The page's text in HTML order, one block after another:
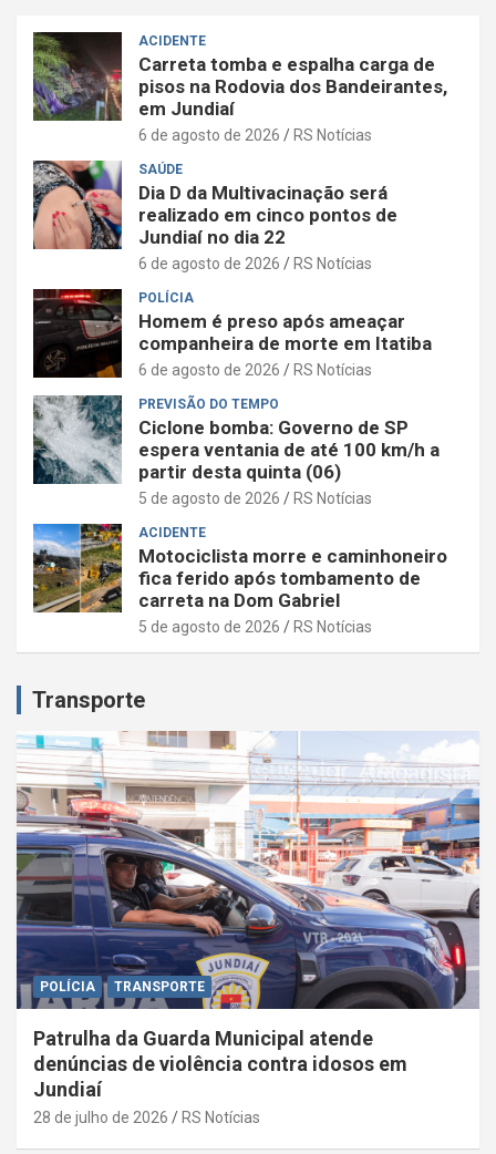
ACIDENTE
Carreta tomba e espalha carga de
pisos na Rodovia dos Bandeirantes,
em Jundiaí
6 de agosto de 2026 RS Notícias
SAÚDE
Dia D da Multivacinação será
realizado em cinco pontos de
Jundiaí no dia 22
6 de agosto de 2026 RS Notícias
POLÍCIA
Homem é preso após ameaçar
companheira de morte em Itatiba
6 de agosto de 2026 RS Notícias
PREVISÃO DO TEMPO
Ciclone bomba: Governo de SP
espera ventania de até 100 km/h a
partir desta quinta (06)
5 de agosto de 2026 RS Notícias
ACIDENTE
Motociclista morre e caminhoneiro
fica ferido após tombamento de
carreta na Dom Gabriel
5 de agosto de 2026 RS Notícias
Transporte
POLÍCIA TRANSPORTE
Patrulha da Guarda Municipal atende
denúncias de violência contra idosos em
Jundiaí
28 de julho de 2026 RS Notícias